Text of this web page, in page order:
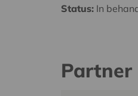
Status: In
Partner